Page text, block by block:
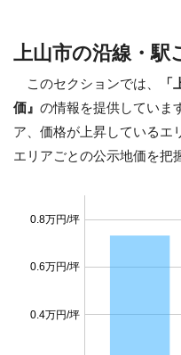
上山市の沿線・駅
このセクションでは、
価』 の情報を提供していま
ア、価格が上昇しているエ
エリアごとの公示地価を把
0.4万円/坪
0.6万円/坪
0.8万円/坪